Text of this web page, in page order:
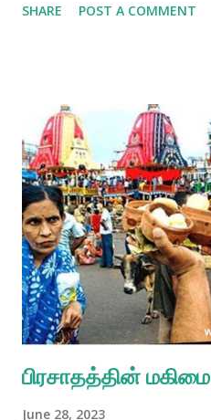
SHARE POST A COMMENT
பிரசாதத்தின் மகிமை
June 28, 2023